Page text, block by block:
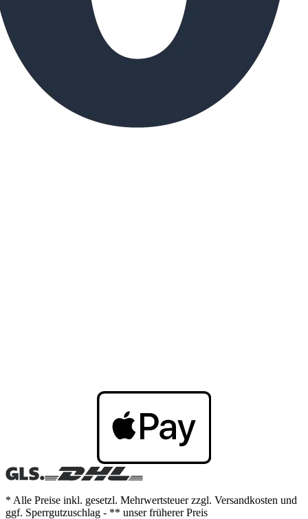
* Alle Preise inkl. gesetzl. Mehrwertsteuer zzgl. Versandkosten und
ggf. Sperrgutzuschlag - ** unser früherer Preis